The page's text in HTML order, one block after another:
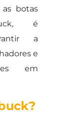
botas
é
a
e
em